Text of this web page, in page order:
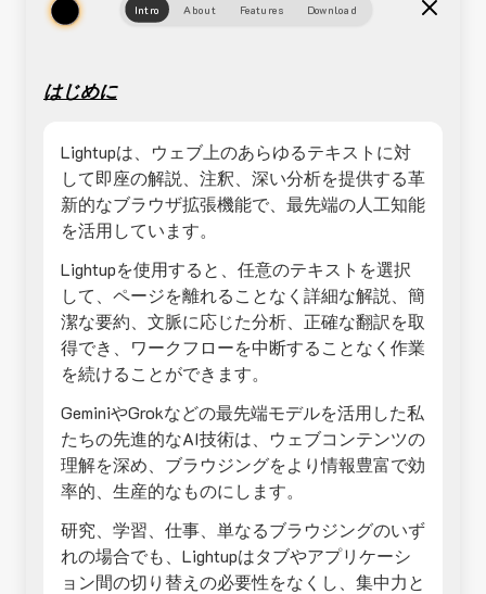
Intro About Features Download
はじめに
Lightupは、ウェブ上のあらゆるテキストに対
して即座の解説、注釈、深い分析を提供する革
新的なブラウザ拡張機能で、最先端の人工知能
を活用しています。
Lightupを使用すると、任意のテキストを選択
して、ページを離れることなく詳細な解説、簡
潔な要約、文脈に応じた分析、正確な翻訳を取
得でき、ワークフローを中断することなく作業
を続けることができます。
GeminiやGrokなどの最先端モデルを活用した私
たちの先進的なAI技術は、ウェブコンテンツの
理解を深め、ブラウジングをより情報豊富で効
率的、生産的なものにします。
研究、学習、仕事、単なるブラウジングのいず
れの場合でも、Lightupはタブやアプリケーシ
ョン間の切り替えの必要性をなくし、集中力と